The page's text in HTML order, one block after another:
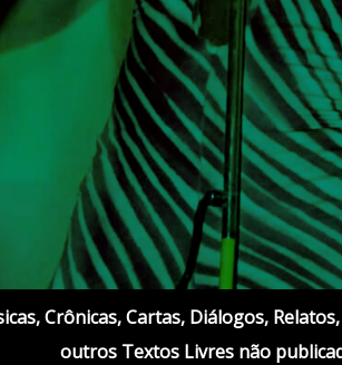
Crônicas, Cartas, Diálogos,
outros Textos Livres não